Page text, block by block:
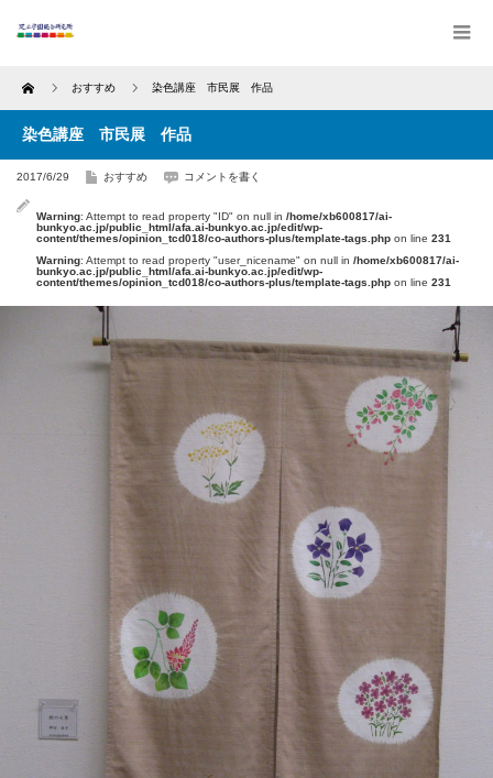
Home おすすめ 染色講座 市民展 作品
染色講座 市民展 作品
2017/6/29 おすすめ コメントを書く
Warning: Attempt to read property "ID" on null in /home/xb600817/ai-
bunkyo.ac.jp/public_html/afa.ai-bunkyo.ac.jp/edit/wp-
content/themes/opinion_tcd018/co-authors-plus/template-tags.php on line 231
Warning: Attempt to read property "user_nicename" on null in /home/xb600817/ai-
bunkyo.ac.jp/public_html/afa.ai-bunkyo.ac.jp/edit/wp-
content/themes/opinion_tcd018/co-authors-plus/template-tags.php on line 231